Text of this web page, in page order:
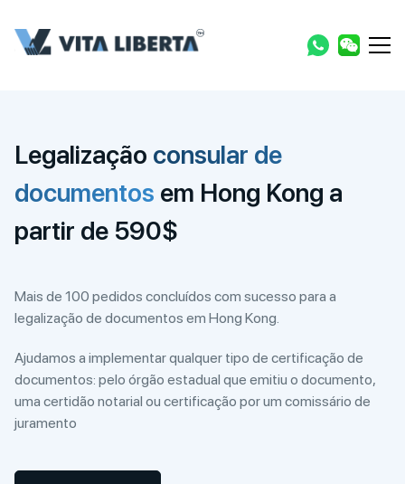
Legalização consular de
documentos em Hong Kong a
partir de 590$
Mais de 100 pedidos concluídos com sucesso para a
legalização de documentos em Hong Kong.
Ajudamos a implementar qualquer tipo de certificação de
documentos: pelo órgão estadual que emitiu o documento,
uma certidão notarial ou certificação por um comissário de
juramento